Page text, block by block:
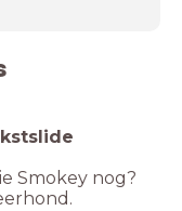
Smokey nog?